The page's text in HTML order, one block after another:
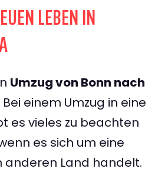
LEBEN IN
Umzug von Bonn nach
Bei einem Umzug in eine
es vieles zu beachten
es sich um eine
anderen Land handelt.